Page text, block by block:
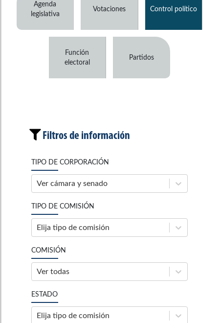
Agenda
legislativa
Votaciones Control político
Función
electoral
Partidos
Filtros de información
TIPO DE CORPORACIÓN
Ver cámara y senado
TIPO DE COMISIÓN
Elija tipo de comisión
COMISIÓN
Ver todas
ESTADO
Elija tipo de comisión